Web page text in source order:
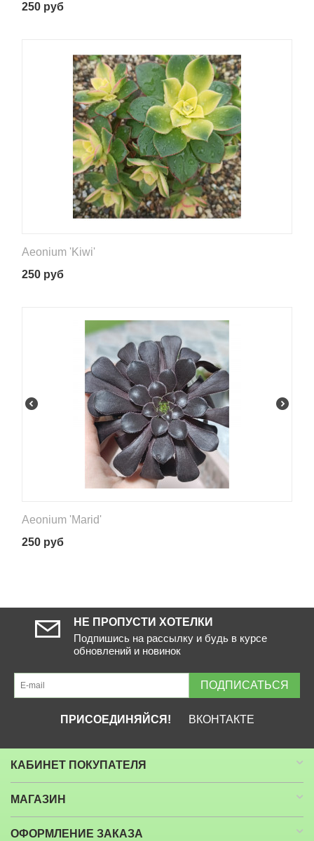
250 руб
Aeonium 'Kiwi'
250 руб
Aeonium 'Marid'
250 руб
НЕ ПРОПУСТИ ХОТЕЛКИ
Подпишись на рассылку и будь в курсе
обновлений и новинок
ПОДПИСАТЬСЯ
ПРИСОЕДИНЯЙСЯ! ВКОНТАКТЕ
КАБИНЕТ ПОКУПАТЕЛЯ
МАГАЗИН
ОФОРМЛЕНИЕ ЗАКАЗА